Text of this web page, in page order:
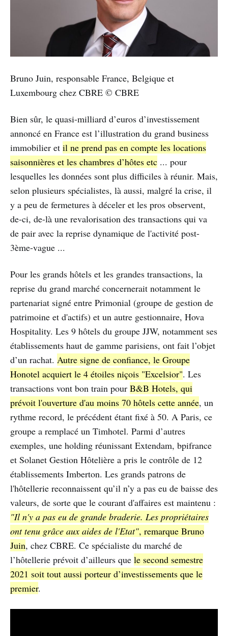
Bruno Juin, responsable France, Belgique et
Luxembourg chez CBRE © CBRE
Bien sûr, le quasi-milliard d’euros d’investissement
annoncé en France est l’illustration du grand business
immobilier et il ne prend pas en compte les locations
saisonnières et les chambres d’hôtes etc ... pour
lesquelles les données sont plus difficiles à réunir. Mais,
selon plusieurs spécialistes, là aussi, malgré la crise, il
y a peu de fermetures à déceler et les pros observent,
de-ci, de-là une revalorisation des transactions qui va
de pair avec la reprise dynamique de l'activité post-
3ème-vague ...
Pour les grands hôtels et les grandes transactions, la
reprise du grand marché concernerait notamment le
partenariat signé entre Primonial (groupe de gestion de
patrimoine et d'actifs) et un autre gestionnaire, Hova
Hospitality. Les 9 hôtels du groupe JJW, notamment ses
établissements haut de gamme parisiens, ont fait l’objet
d’un rachat. Autre signe de confiance, le Groupe
Honotel acquiert le 4 étoiles niçois "Excelsior". Les
transactions vont bon train pour B&B Hotels, qui
prévoit l'ouverture d'au moins 70 hôtels cette année, un
rythme record, le précédent étant fixé à 50. A Paris, ce
groupe a remplacé un Timhotel. Parmi d’autres
exemples, une holding réunissant Extendam, bpifrance
et Solanet Gestion Hôtelière a pris le contrôle de 12
établissements Imberton. Les grands patrons de
l'hôtellerie reconnaissent qu’il n’y a pas eu de baisse des
valeurs, de sorte que le courant d'affaires est maintenu :
"Il n'y a pas eu de grande braderie. Les propriétaires
ont tenu grâce aux aides de l'Etat", remarque Bruno
Juin, chez CBRE. Ce spécialiste du marché de
l’hôtellerie prévoit d’ailleurs que le second semestre
2021 soit tout aussi porteur d’investissements que le
premier.